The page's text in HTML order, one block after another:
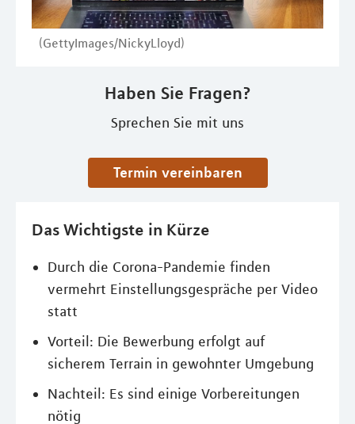
(GettyImages/NickyLloyd)
Haben Sie Fragen?
Sprechen Sie mit uns
Termin vereinbaren
Das Wichtigste in Kürze
Durch die Corona-Pandemie finden
vermehrt Einstellungsgespräche per Video
statt
Vorteil: Die Bewerbung erfolgt auf
sicherem Terrain in gewohnter Umgebung
Nachteil: Es sind einige Vorbereitungen
nötig